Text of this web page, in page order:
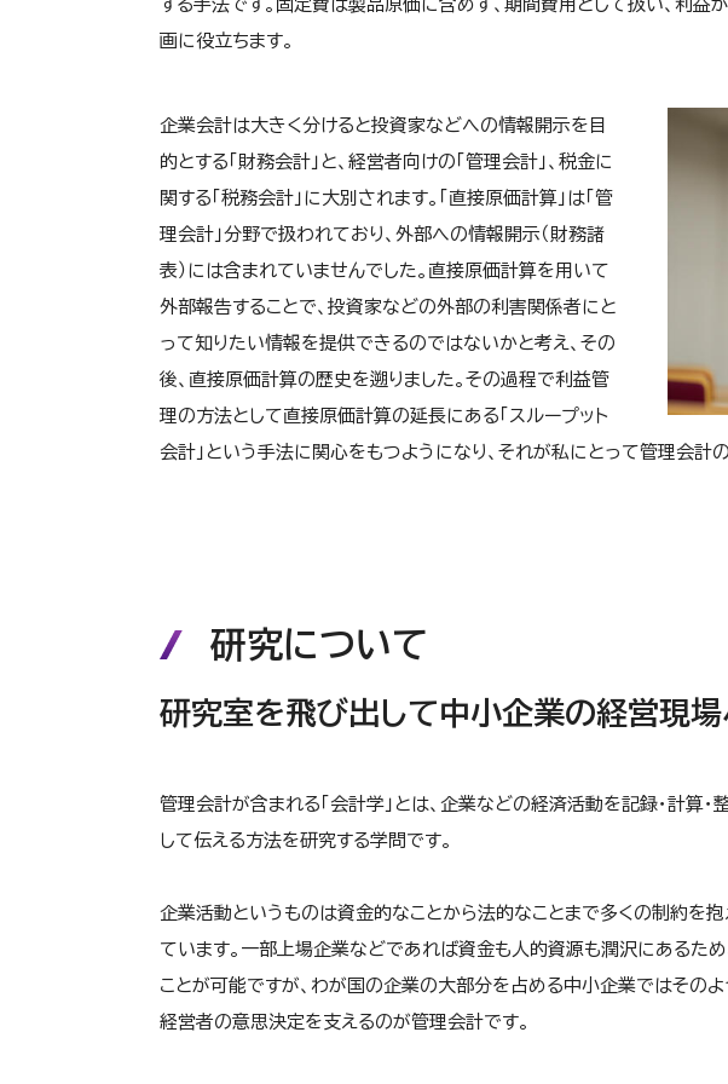
する手法です。固定費は製品原価に含めず、期間費用として扱い、利
画に役立ちます。
企業会計は大きく分けると投資家などへの情報開示を目
的とする「財務会計」と、経営者向けの「管理会計」、税金に
関する「税務会計」に大別されます。「直接原価計算」は「管
理会計」分野で扱われており、外部への情報開示（財務諸
表）には含まれていませんでした。直接原価計算を用いて
外部報告することで、投資家などの外部の利害関係者にと
って知りたい情報を提供できるのではないかと考え、その
後、直接原価計算の歴史を遡りました。その過程で利益管
理の方法として直接原価計算の延長にある「スループット
会計」という手法に関心をもつようになり、それが私にとって管理会計
研究について
研究室を飛び出して中小企業の経営現場
管理会計が含まれる「会計学」とは、企業などの経済活動を記録・計算
して伝える方法を研究する学問です。
企業活動というものは資金的なことから法的なことまで多くの制約を
ています。一部上場企業などであれば資金も人的資源も潤沢にあるた
ことが可能ですが、わが国の企業の大部分を占める中小企業ではその
経営者の意思決定を支えるのが管理会計です。